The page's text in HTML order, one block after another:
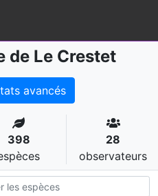
de Le Crestet
avancés
398
28
observateurs